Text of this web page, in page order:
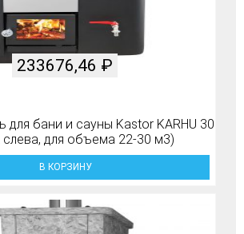
для бани и сауны Kastor KARHU 30
слева, для объема 22-30 м3)
233676,46 ₽
В КОРЗИНУ